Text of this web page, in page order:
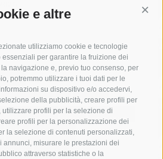
e altre
utilizziamo cookie e tecnologie
per garantire la fruizione dei
navigazione e, previo tuo consenso, per
potremmo utilizzare i tuoi dati per le
su dispositivo e/o accedervi,
della pubblicità, creare profili per
profili per la selezione di
profili per la personalizzazione dei
la selezione di contenuti personalizzati,
annunci, misurare le prestazioni dei
attraverso statistiche o la
anas
campanella
arresto
di porto capri
carabinieri
circumvesuviana
contagi